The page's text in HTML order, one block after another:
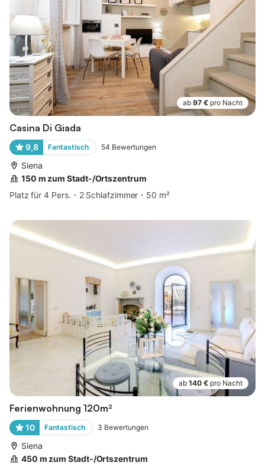
ab 97 € pro Nacht
Casina Di Giada
9,8 Fantastisch 54 Bewertungen
Siena
150 m zum Stadt-/Ortszentrum
Platz für 4 Pers.
2 Schlafzimmer 50 m²
ab 140 € pro Nacht
Ferienwohnung 120m²
10 Fantastisch 3 Bewertungen
Siena
450 m zum Stadt-/Ortszentrum